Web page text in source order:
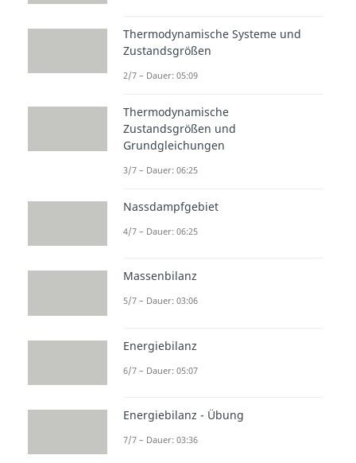
zur Videoseite: Freie Enthalpie /
Beliebte Inhalte aus dem
BereichGrundlagen
Thermodynamik
Entropi
Dauer:
Intro
Zustan
dsände
01:03
Thermodynamische Systeme und
Zustandsgrößen
2/7 – Dauer: 05:09
Thermodynamische
Zustandsgrößen und
Grundgleichungen
3/7 – Dauer: 06:25
Nassdampfgebiet
4/7 – Dauer: 06:25
Massenbilanz
5/7 – Dauer: 03:06
Energiebilanz
6/7 – Dauer: 05:07
Energiebilanz - Übung
7/7 – Dauer: 03:36